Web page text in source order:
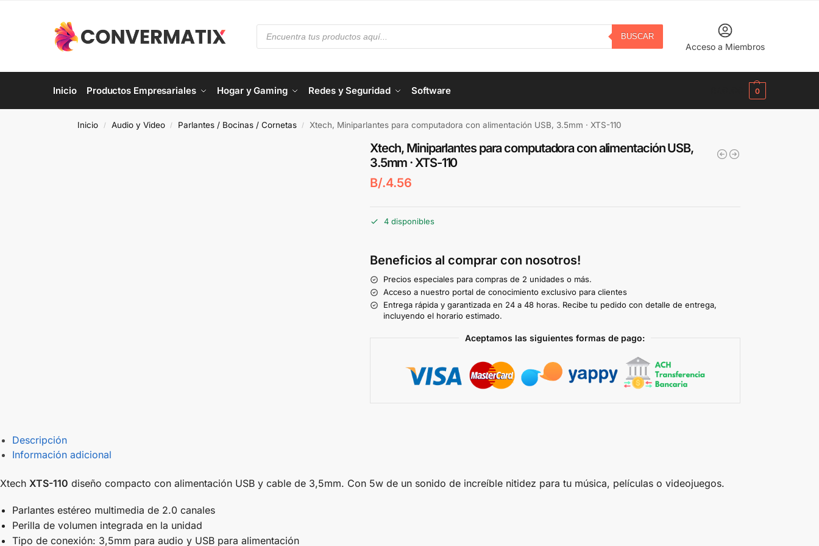
BUSCAR
Acceso a Miembros
Inicio Productos Empresariales Hogar y Gaming Redes y Seguridad Software 0
Inicio / Audio y Video / Parlantes / Bocinas / Cornetas / Xtech, Miniparlantes para computadora con alimentación USB, 3.5mm · XTS-110
Xtech, Miniparlantes para computadora con alimentación USB,
3.5mm · XTS-110
B/.4.56
4 disponibles
Beneficios al comprar con nosotros!
Precios especiales para compras de 2 unidades o más.
Acceso a nuestro portal de conocimiento exclusivo para clientes
Entrega rápida y garantizada en 24 a 48 horas. Recibe tu pedido con detalle de entrega,
incluyendo el horario estimado.
Aceptamos las siguientes formas de pago:
Descripción
Información adicional
Xtech XTS-110 diseño compacto con alimentación USB y cable de 3,5mm. Con 5w de un sonido de increíble nitidez para tu música, películas o videojuegos.
Parlantes estéreo multimedia de 2.0 canales
Perilla de volumen integrada en la unidad
Tipo de conexión: 3,5mm para audio y USB para alimentación